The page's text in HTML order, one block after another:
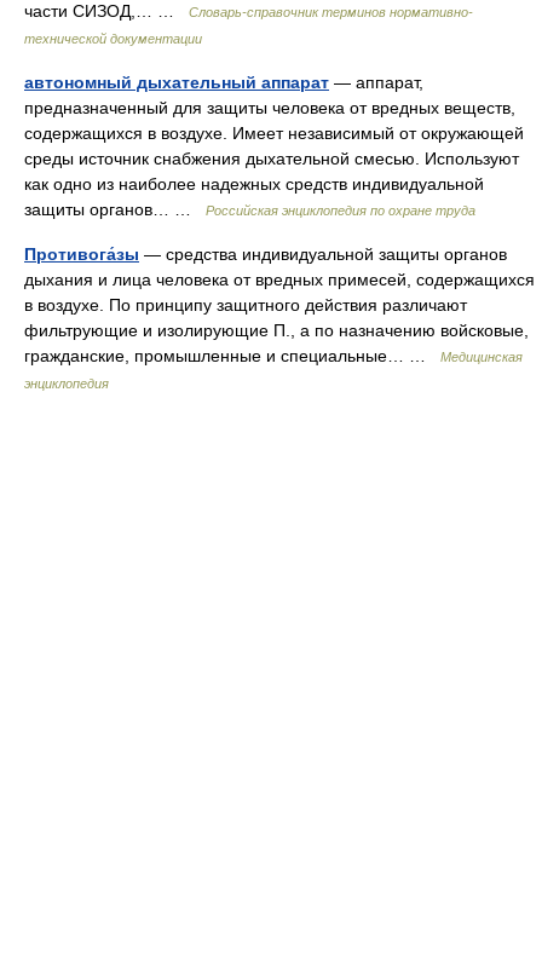
части СИЗОД,… …
Словарь-справочник терминов нормативно-
технической документации
автономный дыхательный аппарат — аппарат,
предназначенный для защиты человека от вредных веществ,
содержащихся в воздухе. Имеет независимый от окружающей
среды источник снабжения дыхательной смесью. Используют
как одно из наиболее надежных средств индивидуальной
защиты органов… …
Российская энциклопедия по охране труда
Противога́зы — средства индивидуальной защиты органов
дыхания и лица человека от вредных примесей, содержащихся
в воздухе. По принципу защитного действия различают
фильтрующие и изолирующие П., а по назначению войсковые,
гражданские, промышленные и специальные… …
Медицинская
энциклопедия